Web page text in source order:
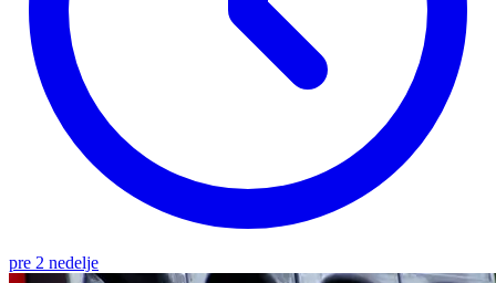
pre 2 nedelje